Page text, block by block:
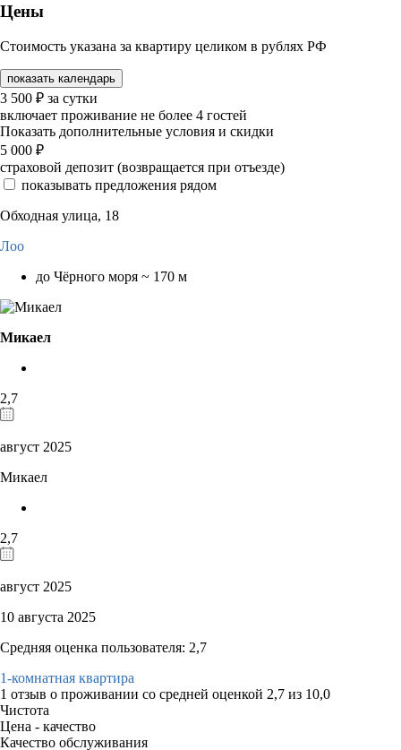
Цены
Стоимость указана за квартиру целиком в рублях РФ
показать календарь
3 500 ₽ за сутки
включает проживание не более 4 гостей
Показать дополнительные условия и скидки
5 000 ₽
страховой депозит (возвращается при отъезде)
показывать предложения рядом
Обходная улица, 18
Лоо
до Чёрного моря ~ 170 м
Микаел
2,7
август 2025
Микаел
2,7
август 2025
10 августа 2025
Средняя оценка пользователя: 2,7
1-комнатная квартира
1 отзыв о проживании со средней оценкой 2,7 из 10,0
Чистота
Цена - качество
Качество обслуживания